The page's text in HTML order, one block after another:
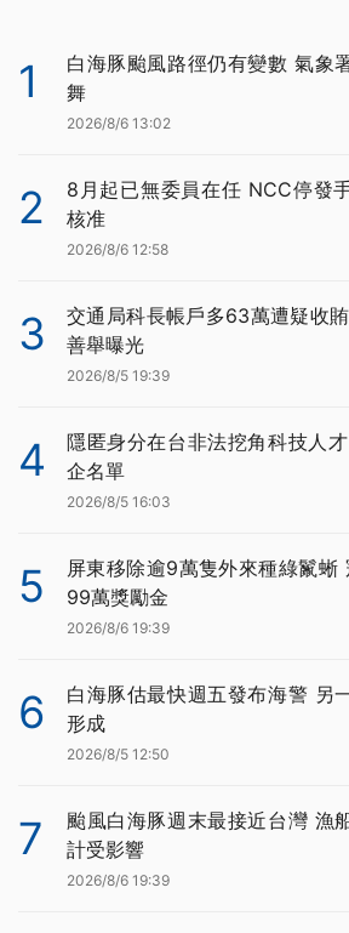
1
白海豚颱風路徑仍有變數 氣象
舞
2026/8/6 13:02
2
8月起已無委員在任 NCC停發
核准
2026/8/6 12:58
3
交通局科長帳戶多63萬遭疑收
善舉曝光
2026/8/5 19:39
4
隱匿身分在台非法挖角科技人
企名單
2026/8/5 16:03
5
屏東移除逾9萬隻外來種綠鬣蜥
99萬獎勵金
2026/8/6 19:39
6
白海豚估最快週五發布海警 另
形成
2026/8/5 12:50
7
颱風白海豚週末最接近台灣 漁
計受影響
2026/8/6 19:39